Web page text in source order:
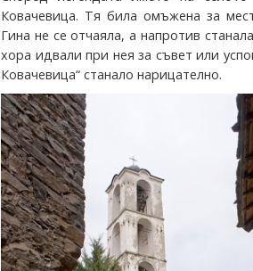
Ковачевица. Тя била омъжена за
Гина не се отчаяла, а напротив
хора идвали при нея за съвет или
Ковачевица“ станало нарицателно.